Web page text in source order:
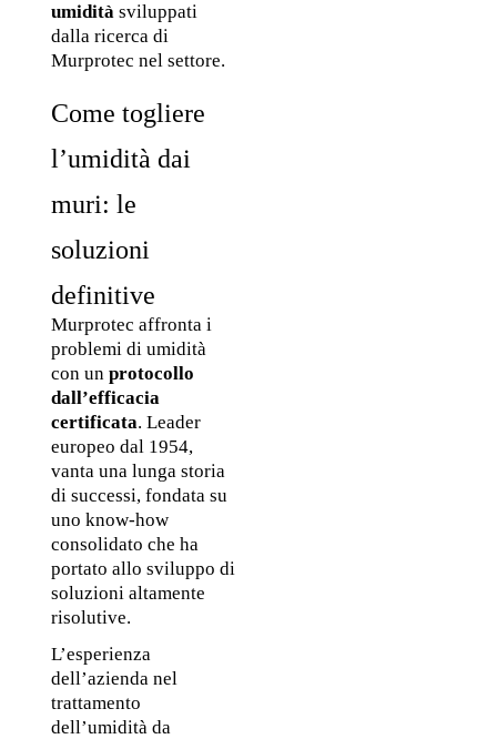
umidità sviluppati
dalla ricerca di
Murprotec nel settore.
Come togliere
l’umidità dai
muri: le
soluzioni
definitive
Murprotec affronta i
problemi di umidità
con un protocollo
dall’efficacia
certificata. Leader
europeo dal 1954,
vanta una lunga storia
di successi, fondata su
uno know-how
consolidato che ha
portato allo sviluppo di
soluzioni altamente
risolutive.
L’esperienza
dell’azienda nel
trattamento
dell’umidità da